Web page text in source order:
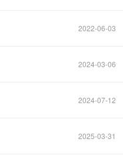
2022-06-03
2024-03-06
2024-07-12
2025-03-31